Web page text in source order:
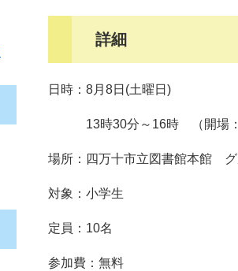
詳細
日時：8月8日(土曜日)
13時30分～16時 （開場：
場所：四万十市立図書館本館
対象：小学生
定員：10名
参加費：無料